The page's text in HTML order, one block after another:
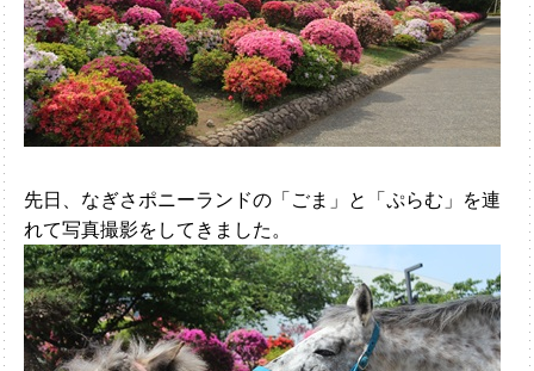
先日、なぎさポニーランドの「ごま」と「ぷらむ」を連
れて写真撮影をしてきました。